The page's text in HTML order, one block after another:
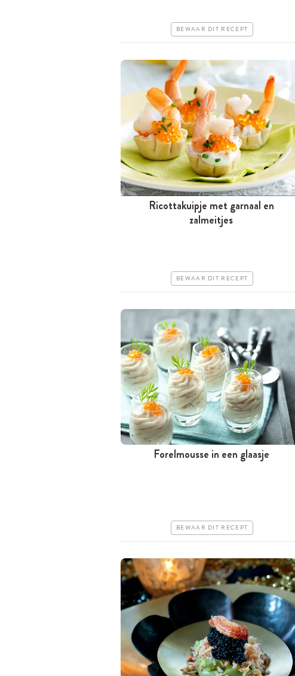
BEWAAR DIT RECEPT
Tussen 30 minuten en 1 uur
Ricottakuipje met garnaal en
zalmeitjes
BEWAAR DIT RECEPT
Forelmousse in een glaasje
BEWAAR DIT RECEPT